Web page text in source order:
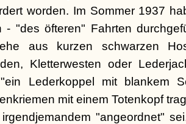
worden. Im Sommer 1937
- "des öfteren" Fahrten
aus kurzen schwarzen
Kletterwesten oder
Lederkoppel mit blankem
mit einem Totenkopf
"angeordnet"